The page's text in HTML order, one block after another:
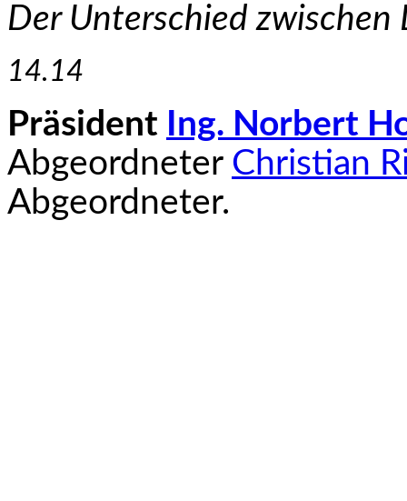
Der Unterschied zwischen
14.14
Präsident
Ing. Norbert
Abgeordneter Christian
Abgeordneter.